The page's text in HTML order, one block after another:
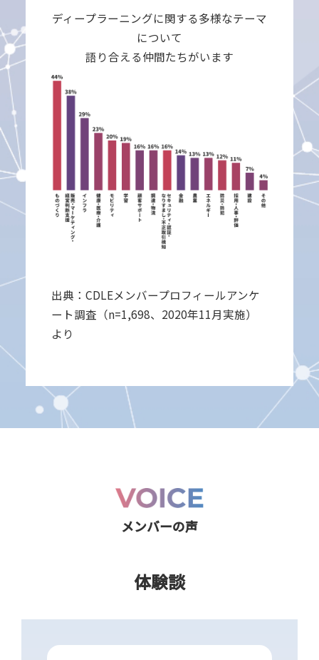
ディープラーニングに関する多様なテーマ
について
語り合える仲間たちがいます
出典：CDLEメンバープロフィールアンケ
ート調査（n=1,698、2020年11月実施）
より
メンバーの声
体験談